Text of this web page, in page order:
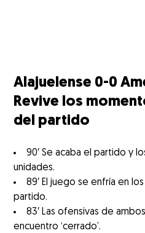
Alajuelense 0-0
Revive los
del partido
90′ Se acaba el partido y
unidades.
89′ El juego se enfría en
partido.
83′ Las ofensivas de
encuentro ‘cerrado’.